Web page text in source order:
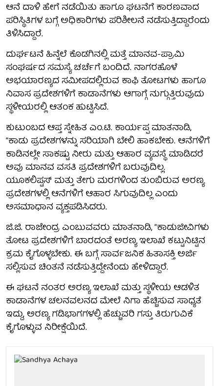
ಆನೆ ದಾಳಿ ಹೇಗೆ ನಡೆಯಿತು ಹಾಗೂ ಘಟನೆಗೆ ಕಾರಣವಾದ
ಪರಿಸ್ಥಿತಿಗಳ ಬಗ್ಗೆ ಅಧಿಕಾರಿಗಳು ಪರಿಶೀಲನೆ ನಡೆಸುತ್ತಿದ್ದಾರೆಂದು
ತಿಳಿಸಿದ್ದಾರೆ.
ದುರ್ಘಟನೆ ಹಿನ್ನೆಲೆ ಕೊಡಗಿನಲ್ಲಿ ಮತ್ತೆ ಮಾನವ-ಪ್ರಾಮಿ
ಸಂಘರ್ಷದ ಸಮಸ್ಯೆ ಚರ್ಚೆಗೆ ಬಂದಿದೆ. ನಾಗರಹೊಳೆ
ಅಭಯಾರಣ್ಯದ ಸಮೀಪದಲ್ಲಿರುವ ಕಾಫಿ ತೋಟಗಳು ಹಾಗೂ
ನಿವಾಸ ಪ್ರದೇಶಗಳಿಗೆ ಕಾಡಾನೆಗಳು ಆಗಾಗ್ಗೆ ನುಗ್ಗುತ್ತಿರುವುದು
ಸ್ಥಳೀಯರಲ್ಲಿ ಆತಂಕ ಹುಟ್ಟಿಸಿದೆ.
ಕುಟುಂಬದ ಆಪ್ತ ಸ್ನೇಹಿತ ಎಂ.ಟಿ. ಕಾರ್ಯಪ್ಪ ಮಾತನಾಡಿ,
“ಕಾಡು ಪ್ರದೇಶಗಳನ್ನು ಸರಿಯಾಗಿ ಬೇಲಿ ಹಾಕಬೇಕು. ಆನೆಗಳಿಗೆ
ಕಾಡಿನಲ್ಲೇ ಸಾಕಷ್ಟು ನೀರು ಮತ್ತು ಆಹಾರ ವ್ಯವಸ್ಥೆ ಮಾಡಿದರೆ
ಅವು ಮಾನವ ವಸತಿ ಪ್ರದೇಶಗಳಿಗೆ ಬರುವುದಿಲ್ಲ.
ಯೂಕಲಿಪ್ಟಸ್ ಮತ್ತು ತೇಗು ಮರಗಳಿಂದ ತುಂಬಿರುವ ಅರಣ್ಯ
ಪ್ರದೇಶಗಳಲ್ಲಿ ಆನೆಗಳಿಗೆ ಆಹಾರ ಸಿಗುವುದಿಲ್ಲ ಎಂದು
ಅಸಮಾಧಾನ ವ್ಯಕ್ತಪಡಿಸಿದರು.
ಜಿ.ಜಿ. ರಾಜೇಂದ್ರ ಎಂಬುವವರು ಮಾತನಾಡಿ, “ಕಾಡುಜೀವಿಗಳು
ತೋಟ ಪ್ರದೇಶಗಳಿಗೆ ಬಾರದಂತೆ ಅರಣ್ಯ ಇಲಾಖೆ ಕಟ್ಟುನಿಟ್ಟಿನ
ಕ್ರಮ ಕೈಗೊಳ್ಳಬೇಕು. ಈ ಬಗ್ಗೆ ಸಾರ್ವಜನಿಕ ಹಿತಾಸಕ್ತಿ ಅರ್ಜಿ
ಸಲ್ಲಿಸುವ ಚಿಂತನೆ ನಡೆಸುತ್ತಿದ್ದೇನೆಂದು ಹೇಳಿದ್ದಾರೆ.
ಈ ಘಟನೆ ನಂತರ ಅರಣ್ಯ ಇಲಾಖೆ ಮತ್ತು ಸ್ಥಳೀಯ ಆಡಳಿತ
ಕಾಡಾನೆಗಳ ಚಲನವಲನದ ಮೇಲೆ ನಿಗಾ ಹೆಚ್ಚಿಸುವ ಸಾಧ್ಯತೆ
ಇದ್ದು, ಅರಣ್ಯ ಗಡಿಭಾಗಗಳಲ್ಲಿ ಹೆಚ್ಚುವರಿ ಗಸ್ತು ತಿರುಗುವಿಕೆ
ಕೈಗೊಳ್ಳುವ ನಿರೀಕ್ಷೆಯಿದೆ.